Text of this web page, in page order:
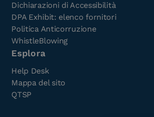
Dichiarazioni di Accessibilità
DPA Exhibit: elenco fornitori
Politica Anticorruzione
WhistleBlowing
Esplora
Help Desk
Mappa del sito
QTSP